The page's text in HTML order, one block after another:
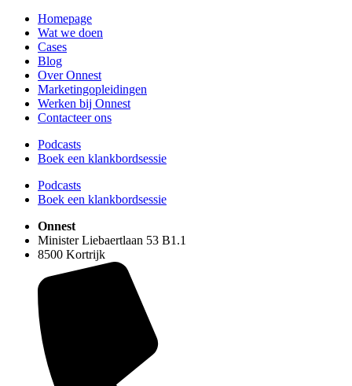
Homepage
Wat we doen
Cases
Blog
Over Onnest
Marketingopleidingen
Werken bij Onnest
Contacteer ons
Podcasts
Boek een klankbordsessie
Podcasts
Boek een klankbordsessie
Onnest
Minister Liebaertlaan 53 B1.1
8500 Kortrijk